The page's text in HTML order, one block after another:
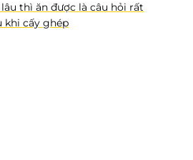
thì ăn được là câu hỏi rất
khi cấy ghép